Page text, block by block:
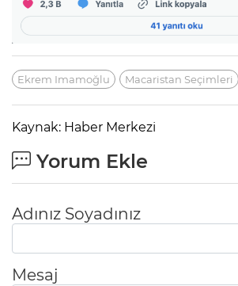
Ekrem Imamoğlu Macaristan Seçimleri
Kaynak: Haber Merkezi
Yorum Ekle
Adınız Soyadınız
Mesaj